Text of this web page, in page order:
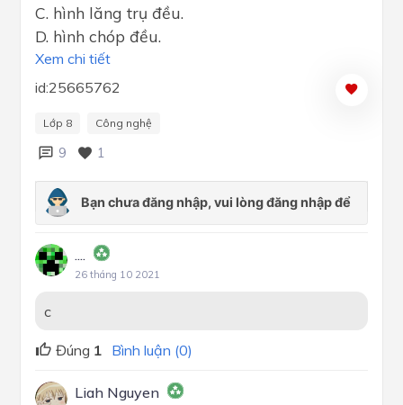
C. hình lăng trụ đều.
D. hình chóp đều.
Xem chi tiết
id:25665762
Lớp 8 Công nghệ
9 1
....
26 tháng 10 2021
c
Đúng 1 Bình luận (0)
Liah Nguyen